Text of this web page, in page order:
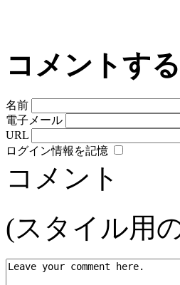
コメントする
名前
電子メール
URL
ログイン情報を記憶
コメント
(スタイル用